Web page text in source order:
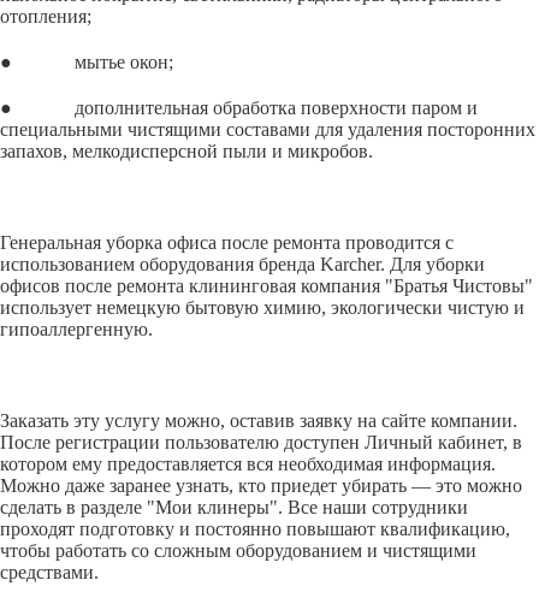
отопления;
● мытье окон;
● дополнительная обработка поверхности паром и
специальными чистящими составами для удаления посторонних
запахов, мелкодисперсной пыли и микробов.
Генеральная уборка офиса после ремонта проводится с
использованием оборудования бренда Karcher. Для уборки
офисов после ремонта клининговая компания "Братья Чистовы"
использует немецкую бытовую химию, экологически чистую и
гипоаллергенную.
Заказать эту услугу можно, оставив заявку на сайте компании.
После регистрации пользователю доступен Личный кабинет, в
котором ему предоставляется вся необходимая информация.
Можно даже заранее узнать, кто приедет убирать — это можно
сделать в разделе "Мои клинеры". Все наши сотрудники
проходят подготовку и постоянно повышают квалификацию,
чтобы работать со сложным оборудованием и чистящими
средствами.